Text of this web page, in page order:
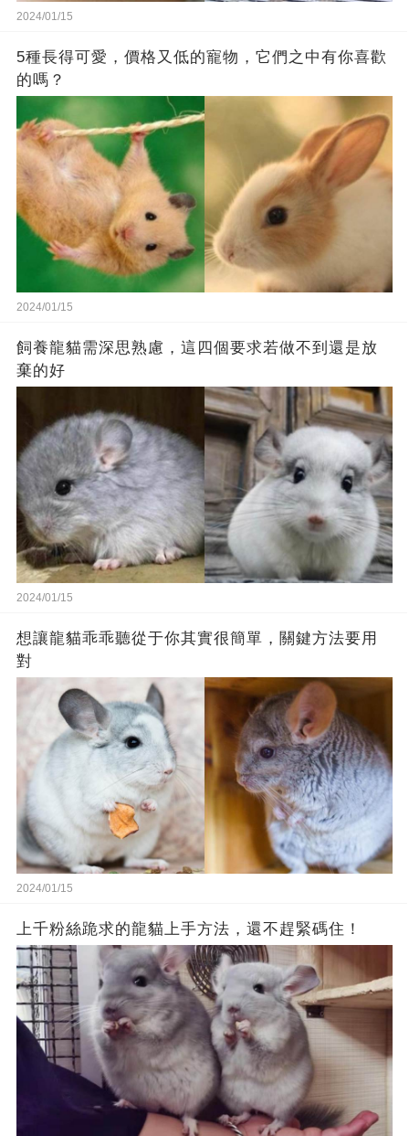
2024/01/15
5種長得可愛，價格又低的寵物，它們之中有你喜歡
的嗎？
2024/01/15
飼養龍貓需深思熟慮，這四個要求若做不到還是放
棄的好
2024/01/15
想讓龍貓乖乖聽從于你其實很簡單，關鍵方法要用
對
2024/01/15
上千粉絲跪求的龍貓上手方法，還不趕緊碼住！